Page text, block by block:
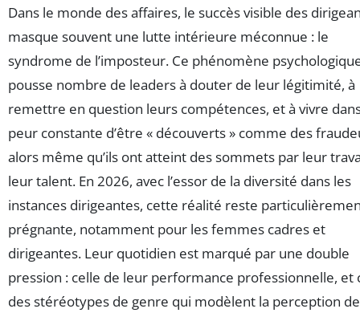
Dans le monde des affaires, le succès visible des
masque souvent une lutte intérieure méconnue : le
syndrome de l’imposteur. Ce phénomène
pousse nombre de leaders à douter de leur légitimité, à
remettre en question leurs compétences, et à vivre
peur constante d’être « découverts » comme des
alors même qu’ils ont atteint des sommets par leur
leur talent. En 2026, avec l’essor de la diversité dans les
instances dirigeantes, cette réalité reste
prégnante, notamment pour les femmes cadres et
dirigeantes. Leur quotidien est marqué par une double
pression : celle de leur performance professionnelle, et
des stéréotypes de genre qui modèlent la perception